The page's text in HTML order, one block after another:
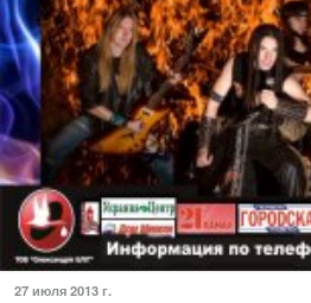
27 июля 2013 г.